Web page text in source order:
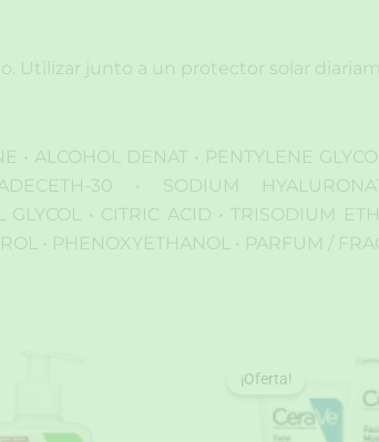
Utilizar junto a un protector solar
• ALCOHOL DENAT • PENTYLENE
30 • SODIUM
GLYCOL • CITRIC ACID • TRISODIUM
• PHENOXYETHANOL • PARFUM /
¡Oferta!
¡Oferta!